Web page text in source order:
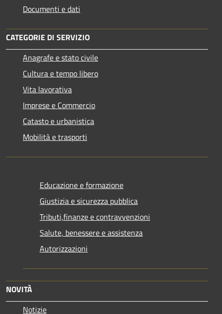
Documenti e dati
CATEGORIE DI SERVIZIO
Anagrafe e stato civile
Cultura e tempo libero
Vita lavorativa
Imprese e Commercio
Catasto e urbanistica
Mobilità e trasporti
Educazione e formazione
Giustizia e sicurezza pubblica
Tributi,finanze e contravvenzioni
Salute, benessere e assistenza
Autorizzazioni
NOVITÀ
Notizie